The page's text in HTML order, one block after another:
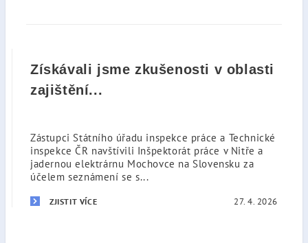
Získávali jsme zkušenosti v oblasti
zajištění...
Zástupci Státního úřadu inspekce práce a Technické
inspekce ČR navštívili Inšpektorát práce v Nitře a
jadernou elektrárnu Mochovce na Slovensku za
účelem seznámení se s...
ZJISTIT VÍCE 27. 4. 2026